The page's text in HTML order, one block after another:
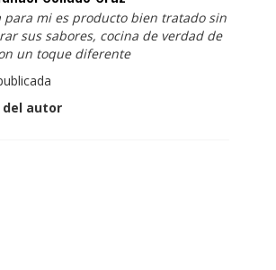
para mi es producto bien tratado sin
sus sabores, cocina de verdad de
un toque diferente
del autor